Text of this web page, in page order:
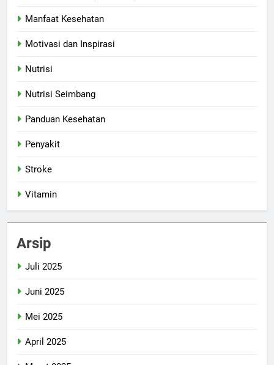
Manfaat Kesehatan
Motivasi dan Inspirasi
Nutrisi
Nutrisi Seimbang
Panduan Kesehatan
Penyakit
Stroke
Vitamin
Arsip
Juli 2025
Juni 2025
Mei 2025
April 2025